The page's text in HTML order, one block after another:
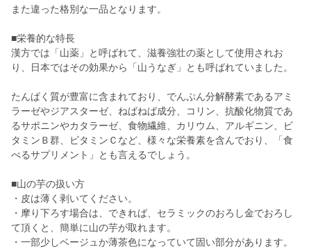
また違った格別な一品となります。
■栄養的な特長
漢方では「山薬」と呼ばれて、滋養強壮の薬として使用されお
り、日本ではその効果から「山うなぎ」とも呼ばれていました。
たんぱく質が豊富に含まれており、でんぷん分解酵素であるアミ
ラーゼやジアスターゼ、ねばねば成分、コリン、抗酸化物質であ
るサポニンやカタラーゼ、食物繊維、カリウム、アルギニン、ビ
タミンＢ群、ビタミンＣなど、様々な栄養素を含んでおり、「食
べるサプリメント」とも言えるでしょう。
■山の芋の扱い方
・皮は薄く剥いてください。
・摩り下ろす場合は、できれば、セラミックのおろし金でおろし
て頂くと、簡単に山の芋が取れます。
・一部少しベージュか薄茶色になっていて固い部分があります。